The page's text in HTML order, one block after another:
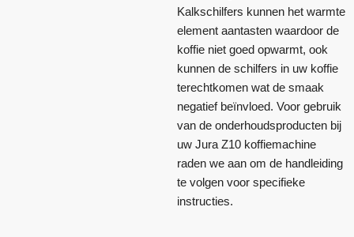
Kalkschilfers kunnen het warmte
element aantasten waardoor de
koffie niet goed opwarmt, ook
kunnen de schilfers in uw koffie
terechtkomen wat de smaak
negatief beïnvloed. Voor gebruik
van de onderhoudsproducten bij
uw Jura Z10 koffiemachine
raden we aan om de handleiding
te volgen voor specifieke
instructies.